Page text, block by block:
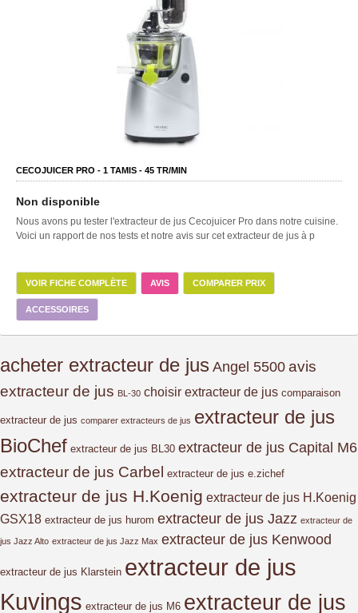
CECOJUICER PRO - 1 TAMIS - 45 TR/MIN
Non disponible
Nous avons pu tester l'extracteur de jus Cecojuicer Pro dans notre cuisine.
Voici un rapport de nos tests et notre avis sur cet extracteur de jus à p
VOIR FICHE COMPLÈTE AVIS COMPARER PRIX
ACCESSOIRES
acheter extracteur de jus Angel 5500 avis
extracteur de jus BL-30 choisir extracteur de jus comparaison
extracteur de jus comparer extracteurs de jus extracteur de jus
BioChef extracteur de jus BL30 extracteur de jus Capital M6
extracteur de jus Carbel extracteur de jus e.zichef
extracteur de jus H.Koenig extracteur de jus H.Koenig
GSX18 extracteur de jus hurom extracteur de jus Jazz extracteur de
jus Jazz Alto extracteur de jus Jazz Max extracteur de jus Kenwood
extracteur de jus Klarstein extracteur de jus
Kuvings extracteur de jus M6 extracteur de jus